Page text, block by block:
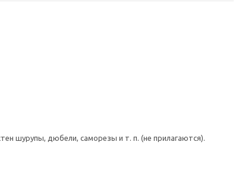
шурупы, дюбели, саморезы и т. п. (не прилагаются).